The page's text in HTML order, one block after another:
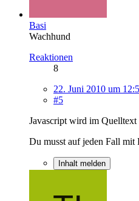
Basi
Wachhund
Reaktionen
8
22. Juni 2010 um
#5
Javascript wird im Quelltext
Du musst auf jeden Fall mit
Inhalt melden